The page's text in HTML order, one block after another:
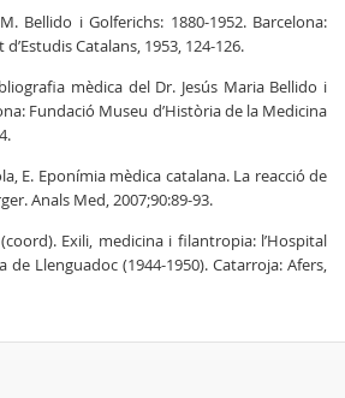
Bellido i Golferichs: 1880-1952. Barcelona:
Catalans, 1953, 124-126.
mèdica del Dr. Jesús Maria Bellido i
Fundació Museu d’Història de la Medicina
E. Eponímia mèdica catalana. La reacció de
Anals Med, 2007;90:89-93.
Exili, medicina i filantropia: l’Hospital
de Llenguadoc (1944-1950). Catarroja: Afers,